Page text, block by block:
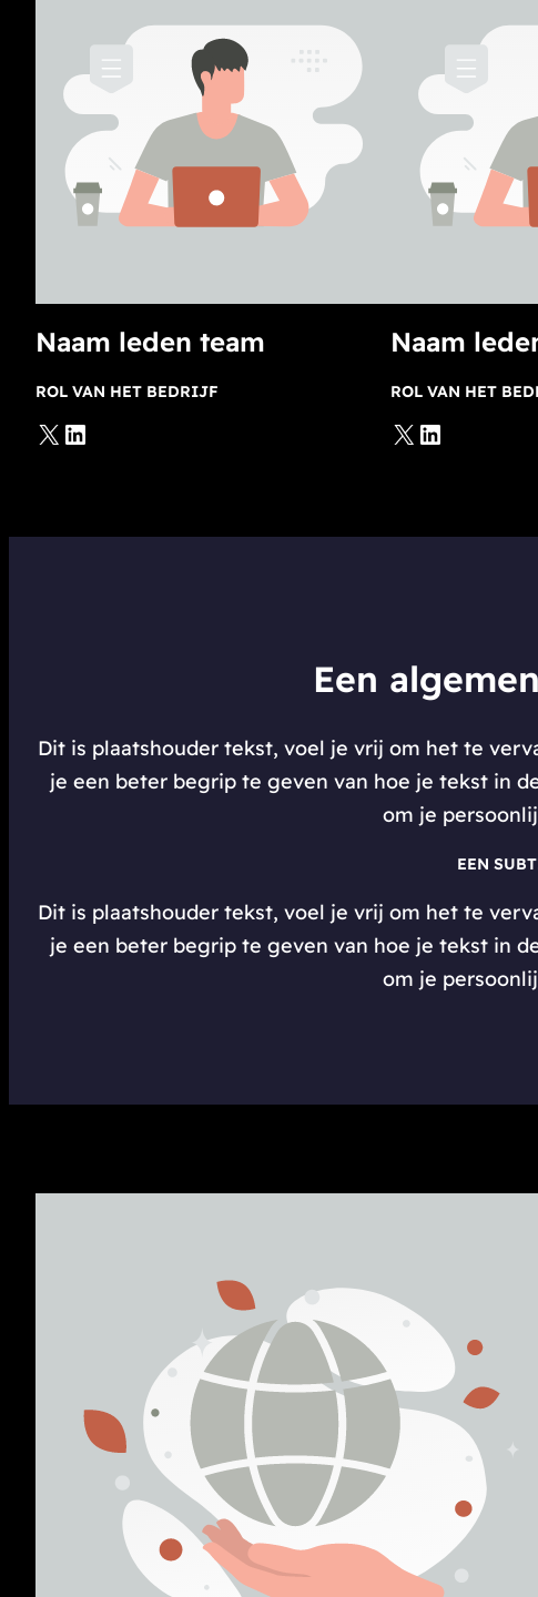
Naam leden team
ROL VAN HET BEDRIJF
X LinkedIn
Naam
ROL VAN HET
X LinkedIn
Een
Dit is plaatshouder tekst, voel je vrij om het te
je een beter begrip te geven van hoe je tekst in
om je
EEN
Dit is plaatshouder tekst, voel je vrij om het te
je een beter begrip te geven van hoe je tekst in
om je